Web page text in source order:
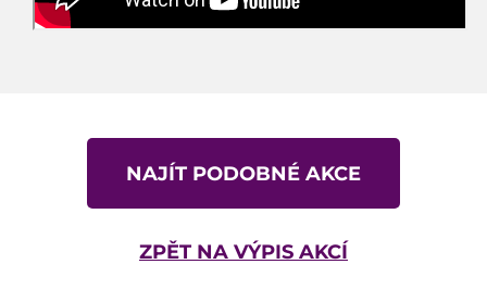
NAJÍT PODOBNÉ AKCE
ZPĚT NA VÝPIS AKCÍ